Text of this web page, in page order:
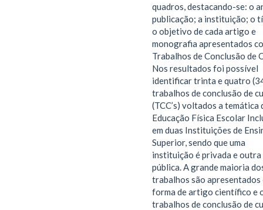
quadros, destacando-se: o
publicação; a instituição; o
o objetivo de cada artigo e
monografia apresentados
Trabalhos de Conclusão de
Nos resultados foi possível
identificar trinta e quatro
trabalhos de conclusão de
(TCC’s) voltados a temática
Educação Física Escolar
em duas Instituições de
Superior, sendo que uma
instituição é privada e outra
pública. A grande maioria
trabalhos são apresentados
forma de artigo científico e
trabalhos de conclusão de